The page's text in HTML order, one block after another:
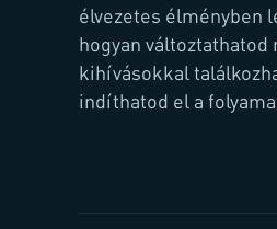
élvezetes élményben
hogyan változtathatod
kihívásokkal
indíthatod el a